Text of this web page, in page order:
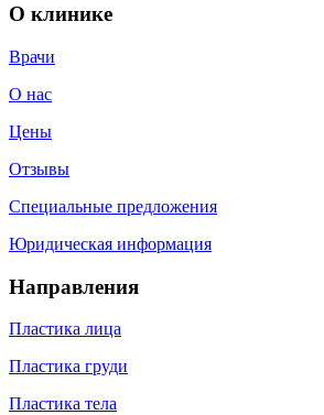
О клинике
Врачи
О нас
Цены
Отзывы
Специальные предложения
Юридическая информация
Направления
Пластика лица
Пластика груди
Пластика тела